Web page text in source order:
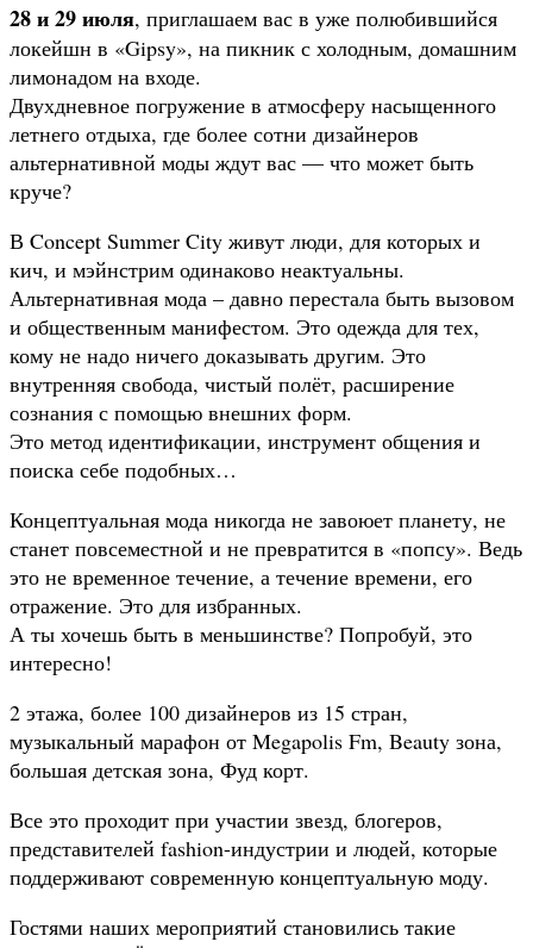
28 и 29 июля, приглашаем вас в уже полюбившийся
локейшн в «Gipsy», на пикник с холодным, домашним
лимонадом на входе.
Двухдневное погружение в атмосферу насыщенного
летнего отдыха, где более сотни дизайнеров
альтернативной моды ждут вас — что может быть
круче?
В Concept Summer City живут люди, для которых и
кич, и мэйнстрим одинаково неактуальны.
Альтернативная мода – давно перестала быть вызовом
и общественным манифестом. Это одежда для тех,
кому не надо ничего доказывать другим. Это
внутренняя свобода, чистый полёт, расширение
сознания с помощью внешних форм.
Это метод идентификации, инструмент общения и
поиска себе подобных…
Концептуальная мода никогда не завоюет планету, не
станет повсеместной и не превратится в «попсу». Ведь
это не временное течение, а течение времени, его
отражение. Это для избранных.
А ты хочешь быть в меньшинстве? Попробуй, это
интересно!
2 этажа, более 100 дизайнеров из 15 стран,
музыкальный марафон от Megapolis Fm, Beauty зона,
большая детская зона, Фуд корт.
Все это проходит при участии звезд, блогеров,
представителей fashion-индустрии и людей, которые
поддерживают современную концептуальную моду.
Гостями наших мероприятий становились такие